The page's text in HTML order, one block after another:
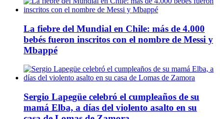
La fiebre del Mundial en Chile: más de 4.000
bebés fueron inscritos con el nombre de Messi y
Mbappé
Sergio Lapegüe celebró el cumpleaños de su
mamá Elba, a días del violento asalto en su